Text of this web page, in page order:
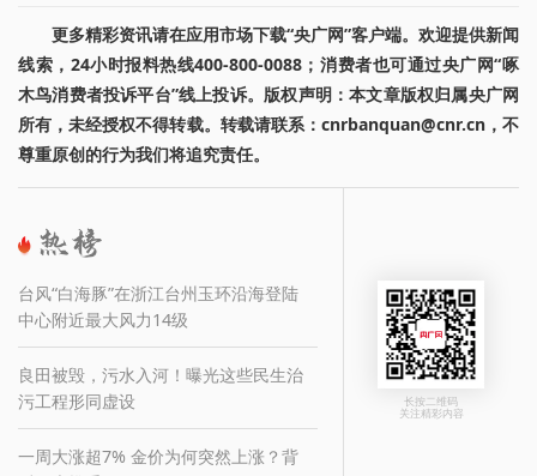
更多精彩资讯请在应用市场下载“央广网”客户端。欢迎提供新闻
线索，24小时报料热线400-800-0088；消费者也可通过央广网“啄
木鸟消费者投诉平台”线上投诉。版权声明：本文章版权归属央广网
所有，未经授权不得转载。转载请联系：cnrbanquan@cnr.cn，不
尊重原创的行为我们将追究责任。
台风“白海豚”在浙江台州玉环沿海登陆
中心附近最大风力14级
良田被毁，污水入河！曝光这些民生治
污工程形同虚设
一周大涨超7% 金价为何突然上涨？背
长按二维码
关注精彩内容